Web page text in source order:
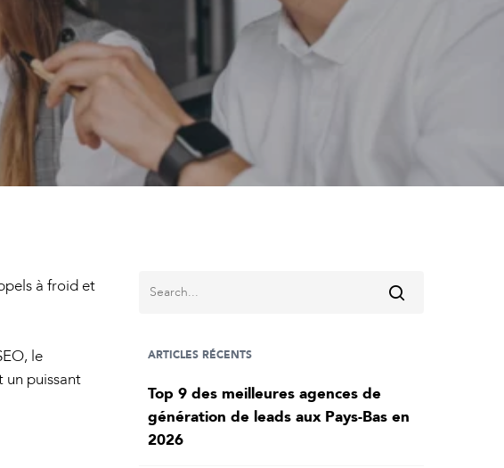
à froid et
le
un puissant
ARTICLES RÉCENTS
Top 9 des meilleures agences de
génération de leads aux Pays-Bas en
2026